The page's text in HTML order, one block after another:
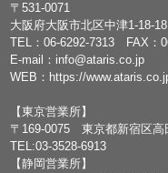
〒531-0071
大阪府大阪市北区中津1-18-
TEL：06-6292-7313 FAX：
E-mail： info@ataris.co.jp
WEB： https://
【東京営業所】
〒169-0075 東京都新宿区高
TEL:03-3528-6913
【静岡営業所】